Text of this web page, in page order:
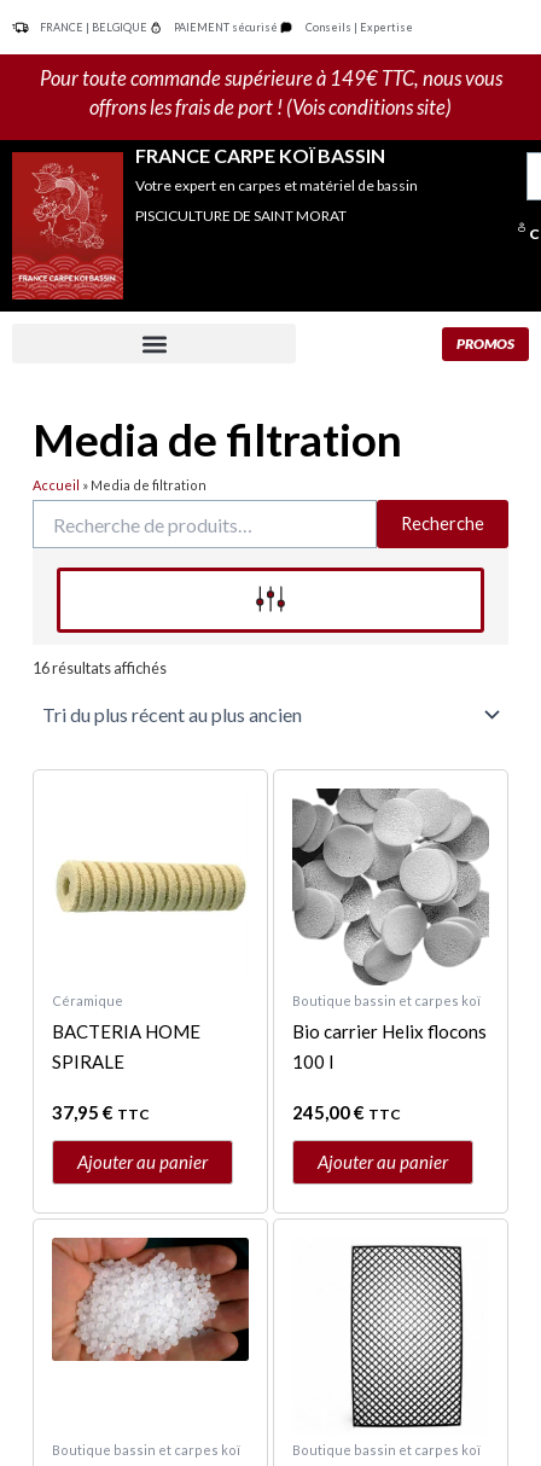
contenu
FRANCE | BELGIQUE PAIEMENT sécurisé Conseils | Expertise
Pour toute commande supérieure à 149€ TTC, nous vous
offrons les frais de port ! (Vois conditions site)
FRANCE CARPE KOÏ BASSIN
Votre expert en carpes et matériel de bassin
PISCICULTURE DE SAINT MORAT
PROMOS
Media de filtration
Accueil » Media de filtration
pour :
Recherche
Affinez votre recherche
16 résultats affichésdu
au
plus
Céramique
BACTERIA HOME
SPIRALE
37,95€ TTC
Ajouter au panier
Boutique bassin et carpes koï
Bio carrier Helix flocons
100 l
245,00€ TTC
Ajouter au panier
Boutique bassin et carpes koï Boutique bassin et carpes koï